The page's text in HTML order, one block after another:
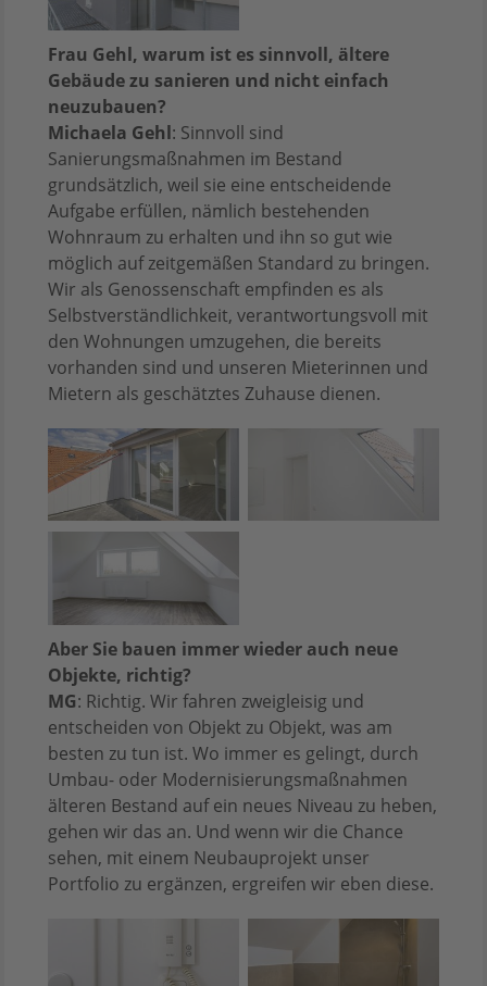
Frau Gehl, warum ist es sinnvoll, ältere
Gebäude zu sanieren und nicht einfach
neuzubauen?
Michaela Gehl: Sinnvoll sind
Sanierungsmaßnahmen im Bestand
grundsätzlich, weil sie eine entscheidende
Aufgabe erfüllen, nämlich bestehenden
Wohnraum zu erhalten und ihn so gut wie
möglich auf zeitgemäßen Standard zu bringen.
Wir als Genossenschaft empfinden es als
Selbstverständlichkeit, verantwortungsvoll mit
den Wohnungen umzugehen, die bereits
vorhanden sind und unseren Mieterinnen und
Mietern als geschätztes Zuhause dienen.
Aber Sie bauen immer wieder auch neue
Objekte, richtig?
MG: Richtig. Wir fahren zweigleisig und
entscheiden von Objekt zu Objekt, was am
besten zu tun ist. Wo immer es gelingt, durch
Umbau- oder Modernisierungsmaßnahmen
älteren Bestand auf ein neues Niveau zu heben,
gehen wir das an. Und wenn wir die Chance
sehen, mit einem Neubauprojekt unser
Portfolio zu ergänzen, ergreifen wir eben diese.